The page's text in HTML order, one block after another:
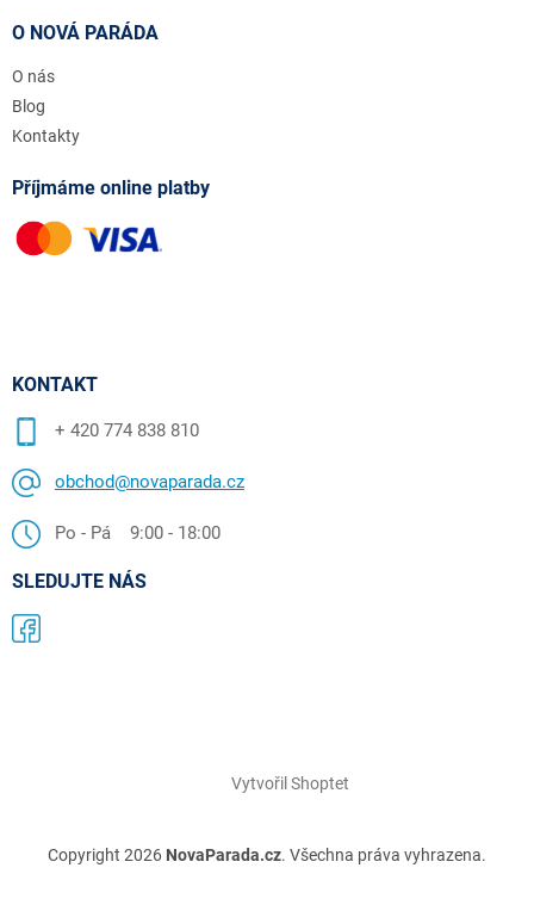
O NOVÁ PARÁDA
O nás
Blog
Kontakty
Příjmáme online platby
KONTAKT
+ 420 774 838 810
obchod@novaparada.cz
Po - Pá 9:00 - 18:00
SLEDUJTE NÁS
Vytvořil Shoptet
Copyright 2026 NovaParada.cz. Všechna práva vyhrazena.